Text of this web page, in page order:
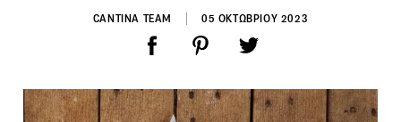
CANTINA TEAM 05 ΟΚΤΩΒΡΙΟΥ 2023